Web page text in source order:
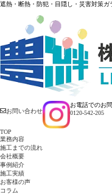
遮熱・断熱・防犯・目隠し・災害対策
お問い合わせ
お電話でのお
0120-542-205
TOP
業務内容
施工までの流れ
会社概要
事例紹介
施工実績
お客様の声
コラム